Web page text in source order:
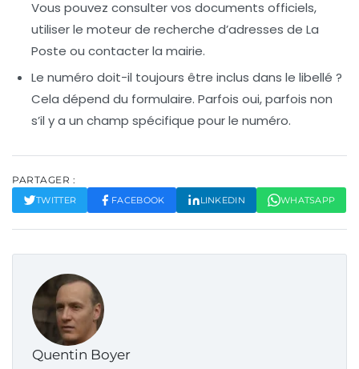
Vous pouvez consulter vos documents officiels,
utiliser le moteur de recherche d’adresses de La
Poste ou contacter la mairie.
Le numéro doit-il toujours être inclus dans le libellé ?
Cela dépend du formulaire. Parfois oui, parfois non
s’il y a un champ spécifique pour le numéro.
PARTAGER :
TWITTER FACEBOOK LINKEDIN WHATSAPP
Quentin Boyer